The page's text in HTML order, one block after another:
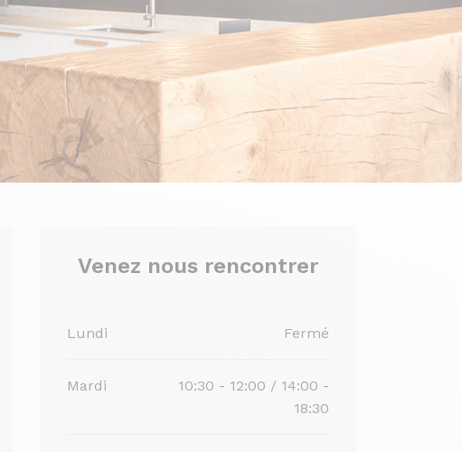
Venez nous rencontrer
Lundi Fermé
Mardi
10:30 - 12:00 / 14:00 -
18:30